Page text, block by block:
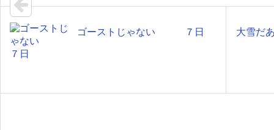
ゴーストじゃない ７日 大雪